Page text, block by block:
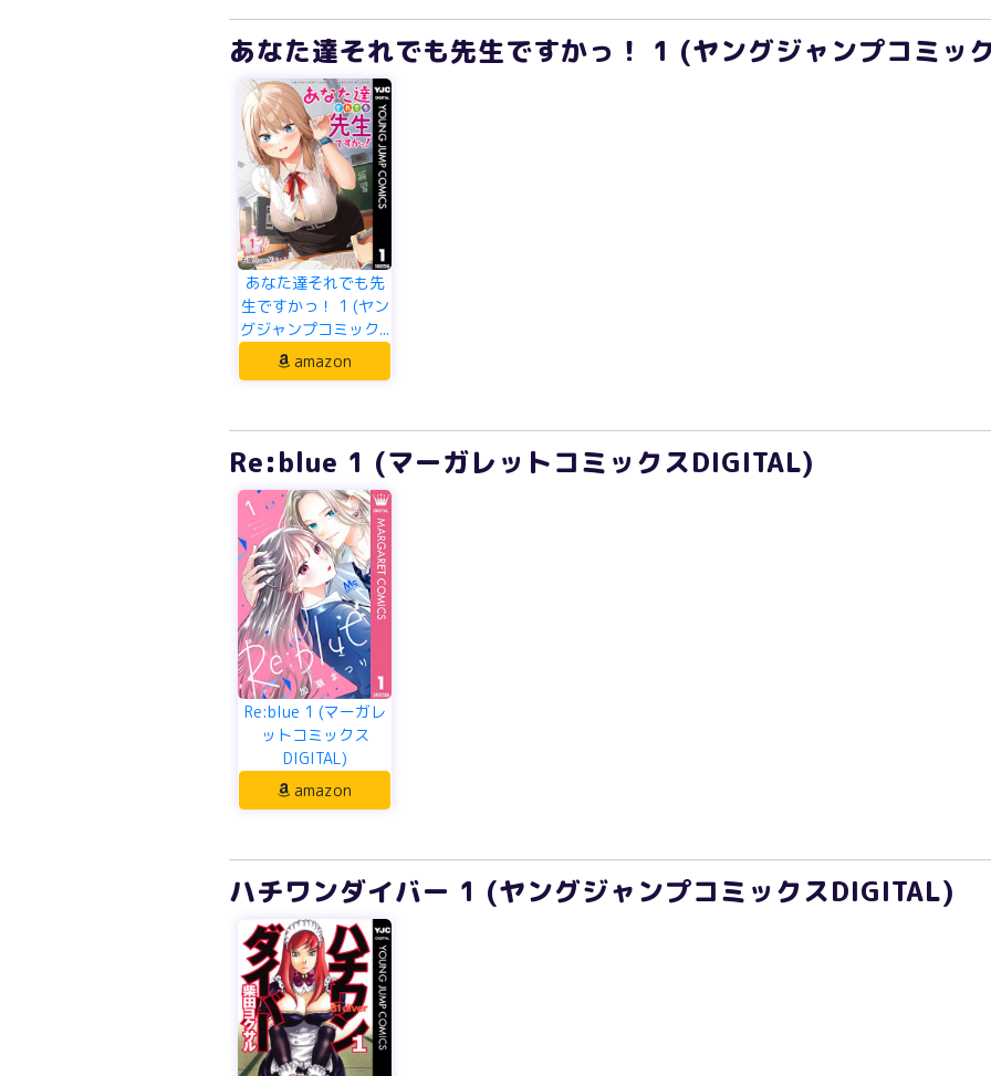
あなた達それでも先生ですかっ！ 1 (ヤングジャンプコミッ
あなた達それでも先
生ですかっ！ 1 (ヤン
グジャンプコミック...
amazon
Re:blue 1 (マーガレットコミックスDIGITAL)
Re:blue 1 (マーガレ
ットコミックス
DIGITAL)
amazon
ハチワンダイバー 1 (ヤングジャンプコミックスDIGITAL)